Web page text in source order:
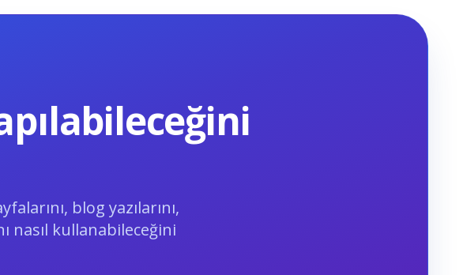
blog yazılarını,
nasıl kullanabileceğini